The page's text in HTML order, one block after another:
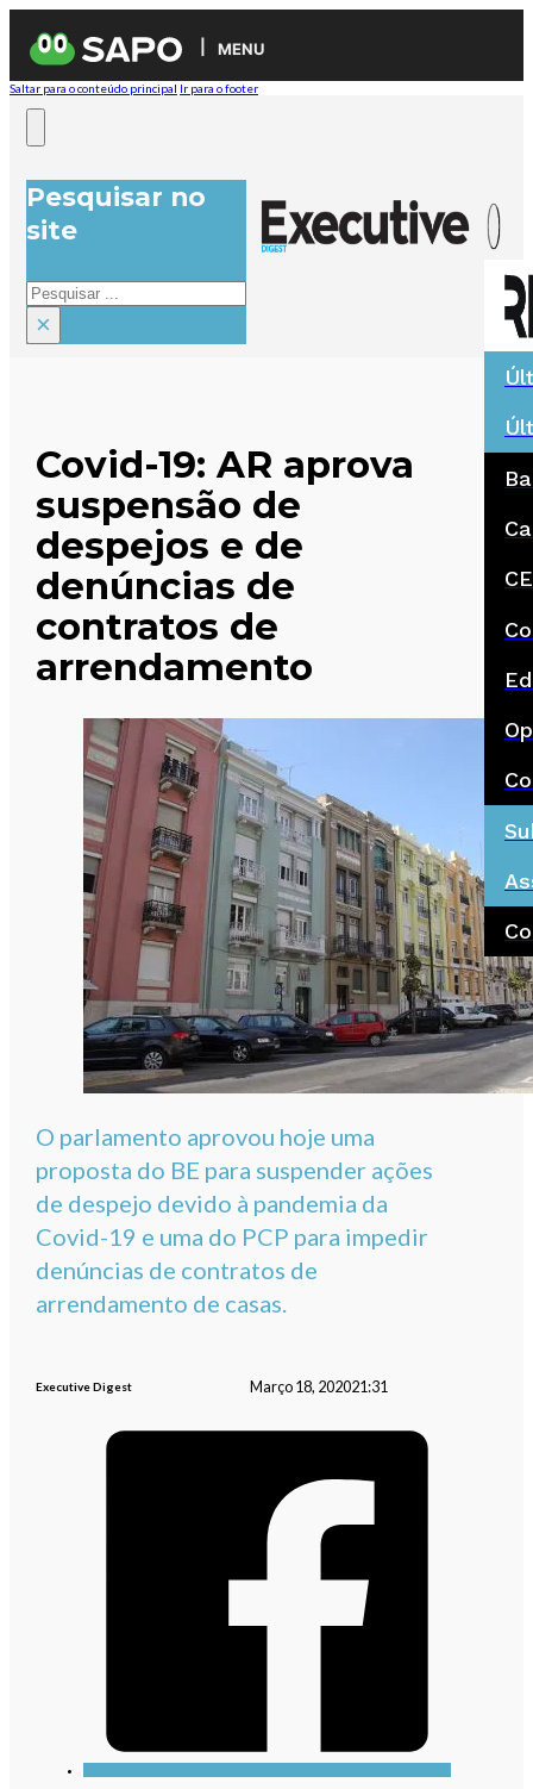
MENU
Saltar para o conteúdo principal Ir para o footer
Pesquisar no
site
Pesquisar
×
Covid-19: AR aprova
suspensão de
despejos e de
denúncias de
contratos de
arrendamento
O parlamento aprovou hoje uma
proposta do BE para suspender ações
de despejo devido à pandemia da
Covid-19 e uma do PCP para impedir
denúncias de contratos de
arrendamento de casas.
Executive Digest Março 18, 202021:31